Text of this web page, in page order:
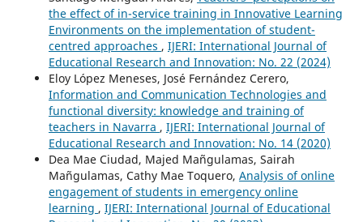
the effect of in-service training in Innovative Learning
Environments on the implementation of student-
centred approaches , IJERI: International Journal of
Educational Research and Innovation: No. 22 (2024)
Eloy López Meneses, José Fernández Cerero,
Information and Communication Technologies and
functional diversity: knowledge and training of
teachers in Navarra , IJERI: International Journal of
Educational Research and Innovation: No. 14 (2020)
Dea Mae Ciudad, Majed Mañgulamas, Sairah
Mañgulamas, Cathy Mae Toquero, Analysis of online
engagement of students in emergency online
learning , IJERI: International Journal of Educational